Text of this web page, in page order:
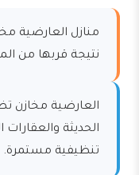
منازل العارضية
نتيجة قربها من
العارضية مخازن
الحديثة والعقارات
تنظيفية مستمرة.